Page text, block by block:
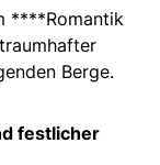
****Romantik
Berge.
festlicher